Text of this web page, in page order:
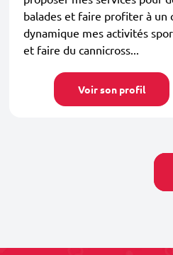
balades et faire profiter à un
dynamique mes activités
et faire du cannicross...
Voir son profil